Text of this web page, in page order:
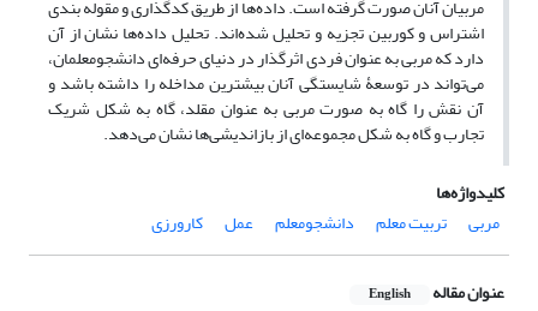
مربیان آنان صورت گرفته است. داده‌ها از طریق کدگذاری و مقوله بندی
اشتراس و کوربین تجزیه و تحلیل شده‌اند. تحلیل داده‌ها نشان از آن
دارد که مربی به عنوان فردی اثرگذار در دنیای حرفه‌ای دانشجومعلمان،
می‌تواند در توسعۀ شایستگی آنان بیشترین مداخله را داشته باشد و
آن نقش را گاه به صورت مربی به عنوان مقلد، گاه به شکل شریک
تجارب و گاه به شکل مجموعه‌ای از بازاندیشی‌ها نشان می‌دهد.
کلیدواژه‌ها
مربی
تربیت معلم دانشجومعلم عمل کارورزی
عنوان مقاله English